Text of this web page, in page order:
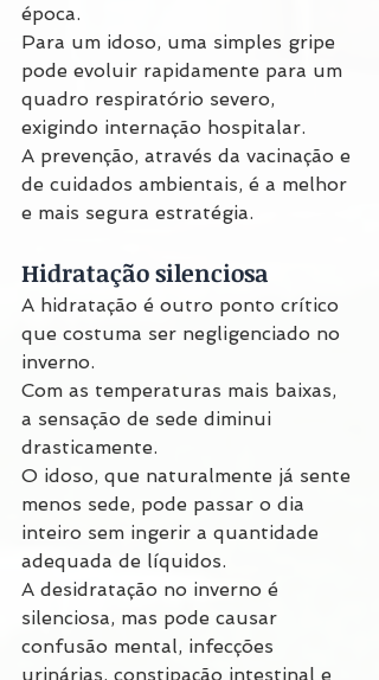
época.
Para um idoso, uma simples gripe
pode evoluir rapidamente para um
quadro respiratório severo,
exigindo internação hospitalar.
A prevenção, através da vacinação e
de cuidados ambientais, é a melhor
e mais segura estratégia.
Hidratação silenciosa
A hidratação é outro ponto crítico
que costuma ser negligenciado no
inverno.
Com as temperaturas mais baixas,
a sensação de sede diminui
drasticamente.
O idoso, que naturalmente já sente
menos sede, pode passar o dia
inteiro sem ingerir a quantidade
adequada de líquidos.
A desidratação no inverno é
silenciosa, mas pode causar
confusão mental, infecções
urinárias, constipação intestinal e